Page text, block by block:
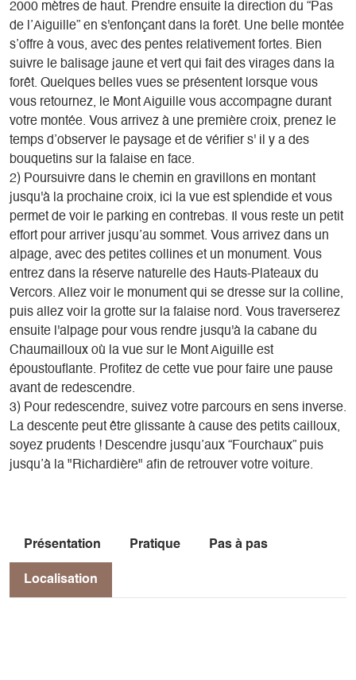
2000 mètres de haut. Prendre ensuite la direction du “Pas
de l’Aiguille” en s'enfonçant dans la forêt. Une belle montée
s’offre à vous, avec des pentes relativement fortes. Bien
suivre le balisage jaune et vert qui fait des virages dans la
forêt. Quelques belles vues se présentent lorsque vous
vous retournez, le Mont Aiguille vous accompagne durant
votre montée. Vous arrivez à une première croix, prenez le
temps d’observer le paysage et de vérifier s' il y a des
bouquetins sur la falaise en face.
2) Poursuivre dans le chemin en gravillons en montant
jusqu'à la prochaine croix, ici la vue est splendide et vous
permet de voir le parking en contrebas. Il vous reste un petit
effort pour arriver jusqu’au sommet. Vous arrivez dans un
alpage, avec des petites collines et un monument. Vous
entrez dans la réserve naturelle des Hauts-Plateaux du
Vercors. Allez voir le monument qui se dresse sur la colline,
puis allez voir la grotte sur la falaise nord. Vous traverserez
ensuite l'alpage pour vous rendre jusqu'à la cabane du
Chaumailloux où la vue sur le Mont Aiguille est
époustouflante. Profitez de cette vue pour faire une pause
avant de redescendre.
3) Pour redescendre, suivez votre parcours en sens inverse.
La descente peut être glissante à cause des petits cailloux,
soyez prudents ! Descendre jusqu’aux “Fourchaux” puis
jusqu’à la "Richardière" afin de retrouver votre voiture.
Présentation Pratique Pas à pas
Localisation